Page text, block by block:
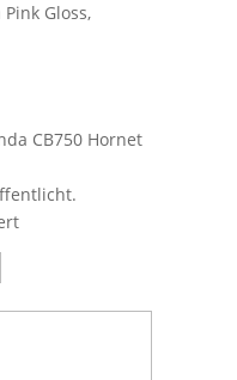
Gloss,
CB750 Hornet